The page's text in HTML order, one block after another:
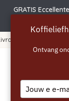
GRATIS
Ontvang
Type
your